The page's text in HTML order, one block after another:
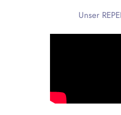
Unser